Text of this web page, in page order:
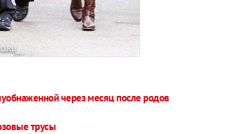
через месяц после родов
трусы